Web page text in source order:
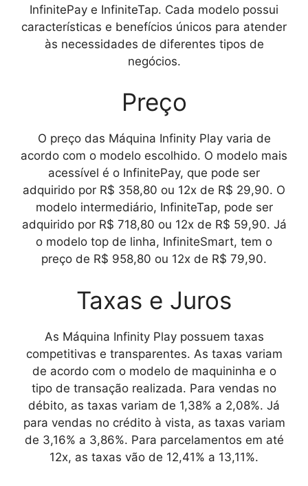
InfinitePay e InfiniteTap. Cada modelo possui
características e benefícios únicos para atender
às necessidades de diferentes tipos de
negócios.
Preço
O preço das Máquina Infinity Playvaria de
acordo com o modelo escolhido. O modelo mais
acessível é o InfinitePay, que pode ser
adquirido por R$ 358,80 ou 12x de R$ 29,90. O
modelo intermediário, InfiniteTap, pode ser
adquirido por R$ 718,80 ou 12x de R$ 59,90. Já
o modelo top de linha, InfiniteSmart, tem o
preço de R$ 958,80 ou 12x de R$ 79,90.
Taxas e Juros
As Máquina Infinity Play possuem taxas
competitivas e transparentes. As taxas variam
de acordo com o modelo de maquininha e o
tipo de transação realizada. Para vendas no
débito, as taxas variam de 1,38% a 2,08%. Já
para vendas no crédito à vista, as taxas variam
de 3,16% a 3,86%. Para parcelamentos em até
12x, as taxas vão de 12,41% a 13,11%.